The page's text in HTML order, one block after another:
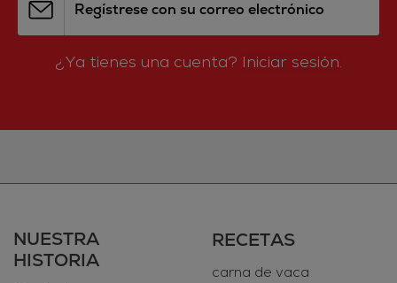
Regístrese con su correo electrónico
¿Ya tienes una cuenta? Iniciar sesión.
NUESTRA
HISTORIA
RECETAS
carna de vaca